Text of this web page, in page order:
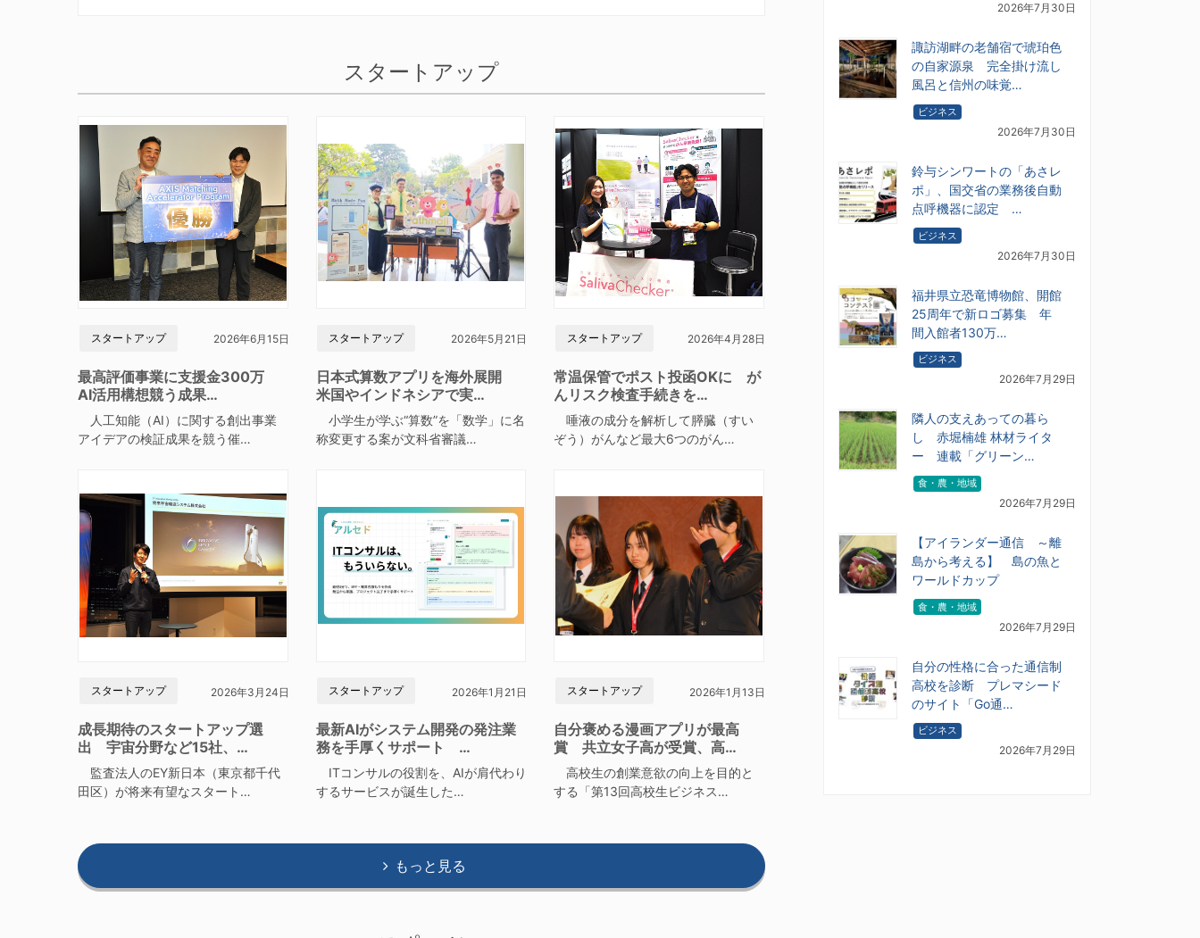
スタートアップ
スタートアップ 2026年6月15日
最高評価事業に支援金300万
AI活用構想競う成果…
人工知能（AI）に関する創出事業
アイデアの検証成果を競う催…
スタートアップ 2026年5月21日
日本式算数アプリを海外展開
米国やインドネシアで実…
小学生が学ぶ“算数”を「数学」に名
称変更する案が文科省審議…
スタートアップ 2026年4月28日
常温保管でポスト投函OKに が
んリスク検査手続きを…
唾液の成分を解析して膵臓（すい
ぞう）がんなど最大6つのがん…
スタートアップ 2026年3月24日
成長期待のスタートアップ選
出 宇宙分野など15社、…
監査法人のEY新日本（東京都千代
田区）が将来有望なスタート…
スタートアップ 2026年1月21日
最新AIがシステム開発の発注業
務を手厚くサポート …
ITコンサルの役割を、AIが肩代わり
するサービスが誕生した…
スタートアップ 2026年1月13日
自分褒める漫画アプリが最高
賞 共立女子高が受賞、高…
高校生の創業意欲の向上を目的と
する「第13回高校生ビジネス…
もっと見る
2026年7月30日
諏訪湖畔の老舗宿で琥珀色
の自家源泉 完全掛け流し
風呂と信州の味覚…
ビジネス
2026年7月30日
鈴与シンワートの「あさレ
ポ」、国交省の業務後自動
点呼機器に認定 …
ビジネス
2026年7月30日
福井県立恐竜博物館、開館
25周年で新ロゴ募集 年
間入館者130万…
ビジネス
2026年7月29日
隣人の支えあっての暮ら
し 赤堀楠雄 林材ライタ
ー 連載「グリーン…
食・農・地域
2026年7月29日
【アイランダー通信 ～離
島から考える】 島の魚と
ワールドカップ
食・農・地域
2026年7月29日
自分の性格に合った通信制
高校を診断 プレマシード
のサイト「Go通…
ビジネス
2026年7月29日